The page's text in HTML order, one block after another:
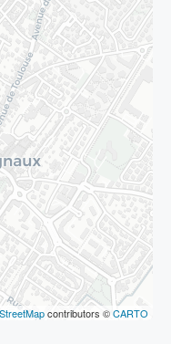
contributors ©CARTO